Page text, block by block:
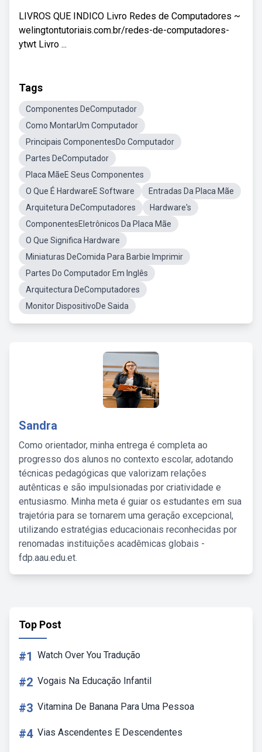
LIVROS QUE INDICO Livro Redes de Computadores ~
welingtontutoriais.com.br/redes-de-computadores-
ytwt Livro ...
Tags
Componentes DeComputador
Como MontarUm Computador
Principais ComponentesDo Computador
Partes DeComputador
Placa MãeE Seus Componentes
O Que É HardwareE Software
Entradas Da Placa Mãe
Arquitetura DeComputadores
Hardware's
ComponentesEletrônicos Da Placa Mãe
O Que Significa Hardware
Miniaturas DeComida Para Barbie Imprimir
Partes Do Computador Em Inglês
Arquitectura DeComputadores
Monitor DispositivoDe Saida
Sandra
Como orientador, minha entrega é completa ao
progresso dos alunos no contexto escolar, adotando
técnicas pedagógicas que valorizam relações
autênticas e são impulsionadas por criatividade e
entusiasmo. Minha meta é guiar os estudantes em sua
trajetória para se tornarem uma geração excepcional,
utilizando estratégias educacionais reconhecidas por
renomadas instituições acadêmicas globais -
fdp.aau.edu.et.
Top Post
#1 Watch Over You Tradução
#2 Vogais Na Educação Infantil
#3 Vitamina De Banana Para Uma Pessoa
#4 Vias Ascendentes E Descendentes